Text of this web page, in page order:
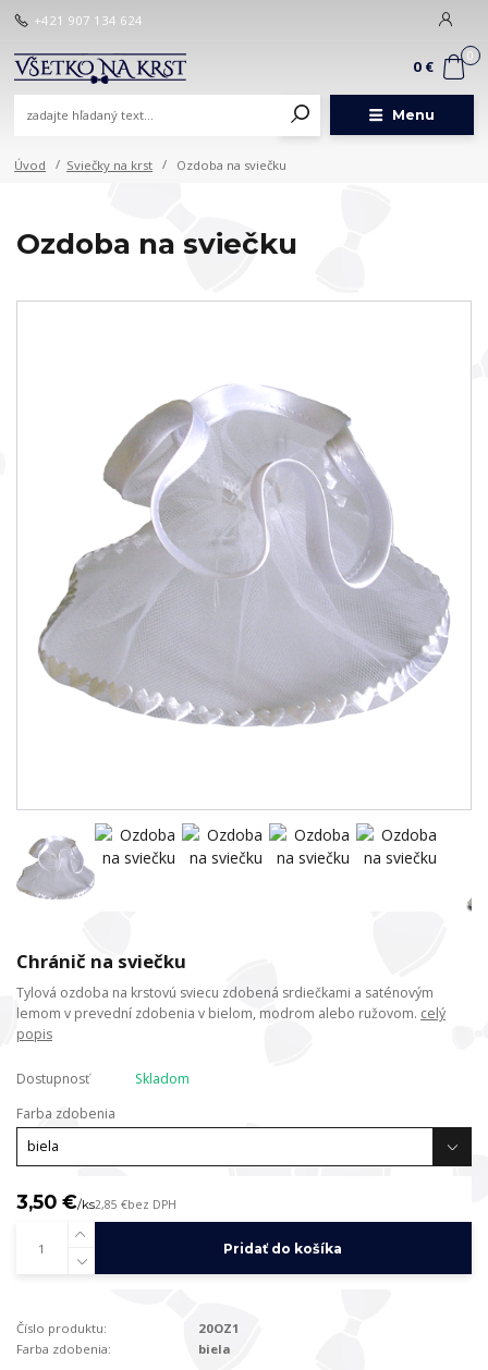
Menu
+421 907 134 624
0
0 €
Úvod Sviečky na krst Ozdoba na sviečku
Ozdoba na sviečku
Chránič na sviečku
Tylová ozdoba na krstovú sviecu zdobená srdiečkami a saténovým
lemom v prevední zdobenia v bielom, modrom alebo ružovom. celý
popis
Dostupnosť
Skladom
Farba zdobenia
3,50 €/ks2,85 €bez DPH
Pridať do košíka
Číslo produktu:
20OZ1
Farba zdobenia:
biela